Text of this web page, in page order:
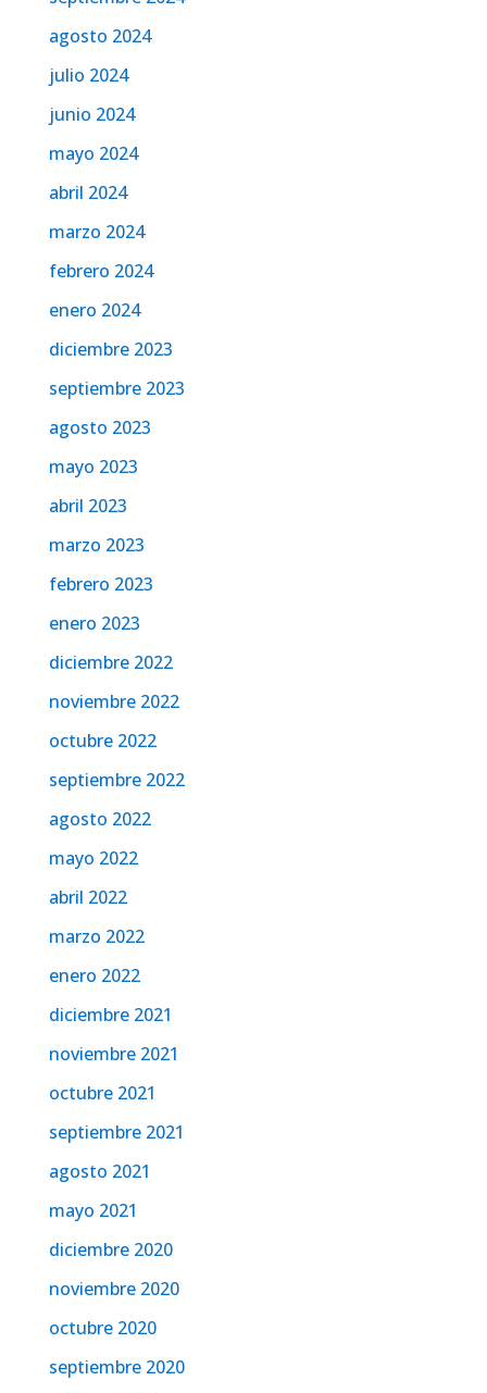
agosto 2024
julio 2024
junio 2024
mayo 2024
abril 2024
marzo 2024
febrero 2024
enero 2024
diciembre 2023
septiembre 2023
agosto 2023
mayo 2023
abril 2023
marzo 2023
febrero 2023
enero 2023
diciembre 2022
noviembre 2022
octubre 2022
septiembre 2022
agosto 2022
mayo 2022
abril 2022
marzo 2022
enero 2022
diciembre 2021
noviembre 2021
octubre 2021
septiembre 2021
agosto 2021
mayo 2021
diciembre 2020
noviembre 2020
octubre 2020
septiembre 2020